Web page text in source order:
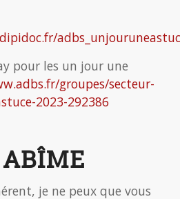
pour les un jour une
groupes/secteur-
2023-292386
je ne peux que vous